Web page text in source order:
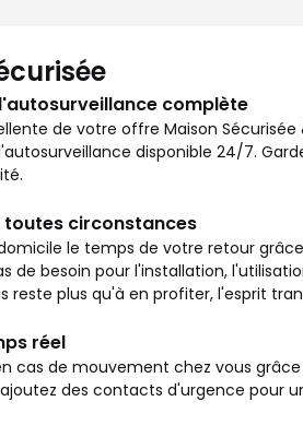
complète
de votre offre Maison
disponible 24/7.
toutes circonstances
le temps de votre retour
de besoin pour l'installation,
reste plus qu'à en profiter, l'esprit
réel
cas de mouvement chez vous
des contacts d'urgence pour
chez vous et surveiller votre